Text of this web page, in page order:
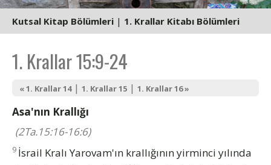
Kutsal Kitap Bölümleri | 1. Krallar Kitabı Bölümleri
1. Krallar 15:9-24
« 1. Krallar 14| 1. Krallar 15 | 1. Krallar 16 »
Asa'nın Krallığı
(2Ta.15:16-16:6)
9 İsrail Kralı Yarovam'ın krallığının yirminci yılında